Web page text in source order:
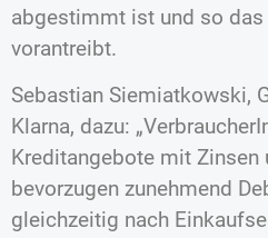
abgestimmt ist und so
vorantreibt.
Sebastian Siemiatkowski,
Klarna, dazu:
Kreditangebote mit Zinsen
bevorzugen zunehmend
gleichzeitig nach